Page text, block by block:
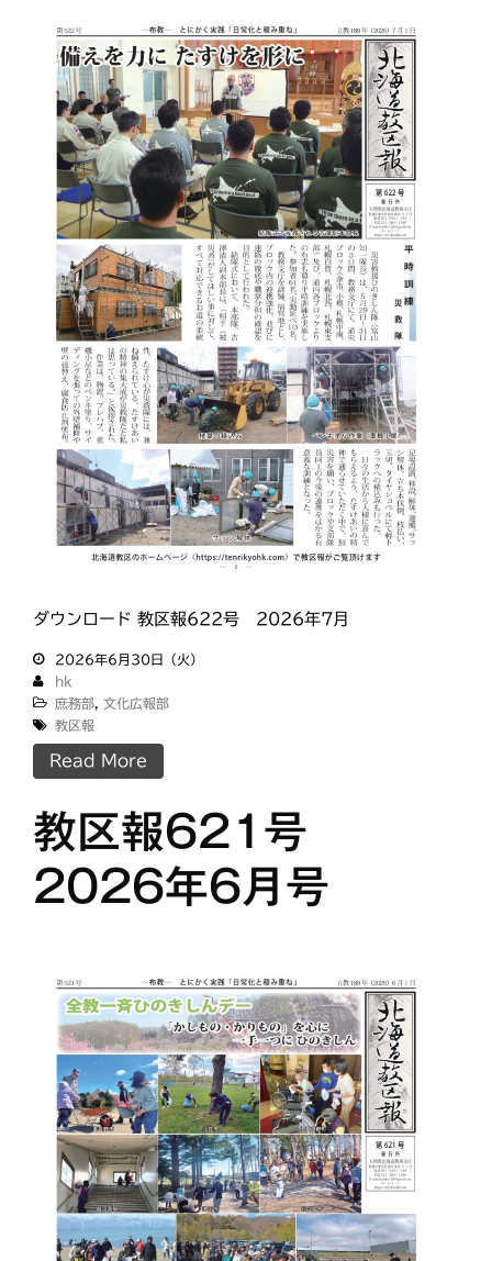
函館 動画 北見 十勝
千恵広 南空知 天塩
天理時報 天龍 天龍支部
子ども食堂 宗谷 室蘭
富良野 小樽 教区報
教区祭 教誨師 日高 旭川
札幌 札幌中南
札幌北西 札幌東
札幌白豊 渡島
災救通信 献血 空知
紋別 網走 苫小牧 釧根
ダウンロード 教区報622号 2026年7月
2026年6月30日（火）
hk
庶務部
文化広報部
教区報
Read More
教区報621号
2026年6月号